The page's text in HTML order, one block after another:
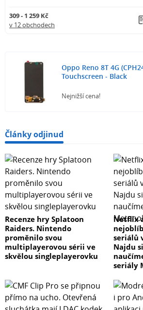
309 - 1 259 Kč
v 12 obchodech
Oppo Reno 8T 4G
Touchscreen - Black
Nejnižší cena!
Články odjinud
Recenze hry Splatoon
Raiders. Nintendo
proměnilo svou
multiplayerovou sérii ve
skvělou singleplayerovku
Netflix
seriálů
Najdu
seriály